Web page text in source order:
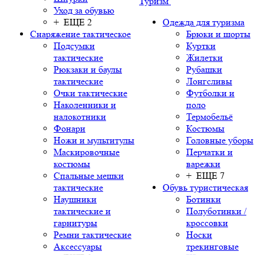
Уход за обувью
+ ЕЩЕ 2
Снаряжение тактическое
Подсумки
тактические
Рюкзаки и баулы
тактические
Очки тактические
Наколенники и
налокотники
Фонари
Ножи и мультитулы
Маскировочные
костюмы
Спальные мешки
тактические
Наушники
тактические и
гарнитуры
Ремни тактические
Аксессуары
Одежда для туризма
Брюки и шорты
Куртки
Жилетки
Рубашки
Лонгсливы
Футболки и
поло
Термобельё
Костюмы
Головные уборы
Перчатки и
варежки
+ ЕЩЕ 7
Обувь туристическая
Ботинки
Полуботинки /
кроссовки
Носки
трекинговые